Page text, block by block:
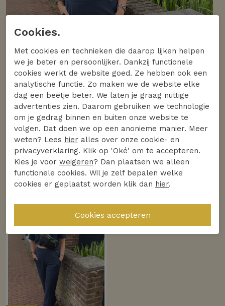
Cookies.
Met cookies en technieken die daarop lijken helpen
we je beter en persoonlijker. Dankzij functionele
cookies werkt de website goed. Ze hebben ook een
analytische functie. Zo maken we de website elke
dag een beetje beter. We laten je graag nuttige
advertenties zien. Daarom gebruiken we technologie
om je gedrag binnen en buiten onze website te
volgen. Dat doen we op een anonieme manier. Meer
weten? Lees hier alles over onze cookie- en
privacyverklaring. Klik op 'Oké' om te accepteren.
Kies je voor weigeren? Dan plaatsen we alleen
functionele cookies. Wil je zelf bepalen welke
cookies er geplaatst worden klik dan hier.